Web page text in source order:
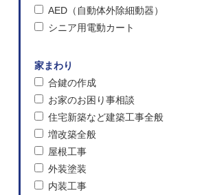
AED（自動体外除細動器）
シニア用電動カート
家まわり
合鍵の作成
お家のお困り事相談
住宅新築など建築工事全般
増改築全般
屋根工事
外装塗装
内装工事